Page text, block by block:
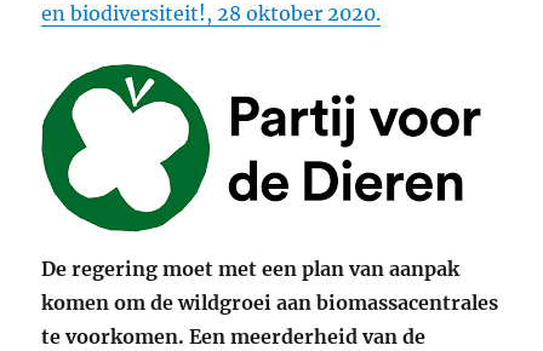
en biodiversiteit!, 28 oktober 2020.
De regering moet met een plan van aanpak
komen om de wildgroei aan biomassacentrales
te voorkomen. Een meerderheid van de